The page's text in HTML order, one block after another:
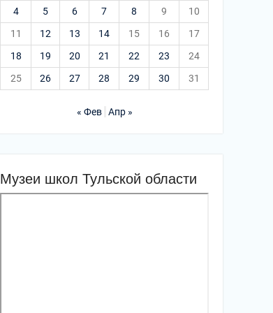
4 5 6 7 8 9
10
11
12 13 14 15 16
17
18
19 20 21 22 23
24
25
26 27 28 29 30 31
« Фев Апр »
Музеи школ Тульской области